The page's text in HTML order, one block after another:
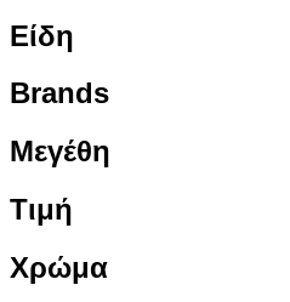
Είδη
Brands
Μεγέθη
Τιμή
Χρώμα